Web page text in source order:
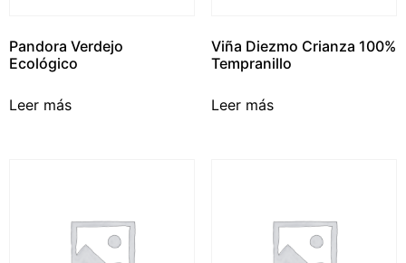
Pandora Verdejo
Ecológico
Leer más
Viña Diezmo Crianza 100%
Tempranillo
Leer más